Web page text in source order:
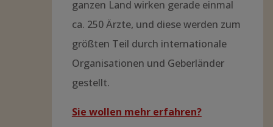
ganzen Land wirken gerade einmal
ca. 250 Ärzte, und diese werden zum
größten Teil durch internationale
Organisationen und Geberländer
gestellt.
Sie wollen mehr erfahren?